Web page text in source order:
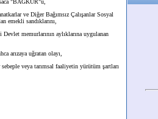
"BAĞKUR"u,
ve Diğer Bağımsız Çalışanlar Sosyal
emekli sandıklarını,
memurlarının aylıklarına uygulanan
arızaya uğratan olayı,
veya tarımsal faaliyetin yürütüm şartları